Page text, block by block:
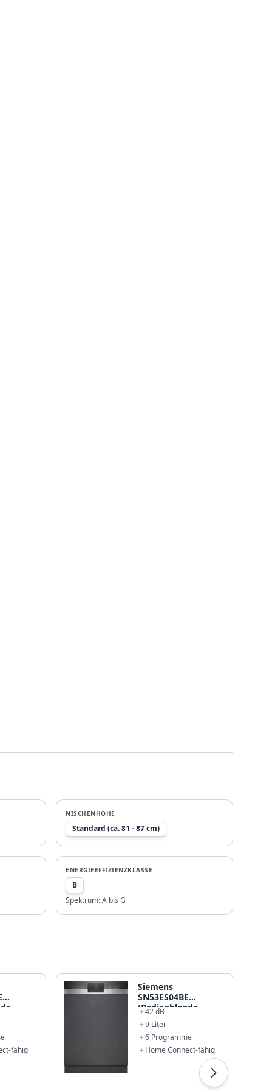
NISCHENHÖHE
Standard (ca. 81 - 87 cm)
ENERGIEEFFIZIENZKLASSE
B
Spektrum:A bis G
fähig
Siemens
SN53ES04BE
(Bedienblende
Edelstahl)
42 dB
9 Liter
6 Programme
Home Connect-fähig